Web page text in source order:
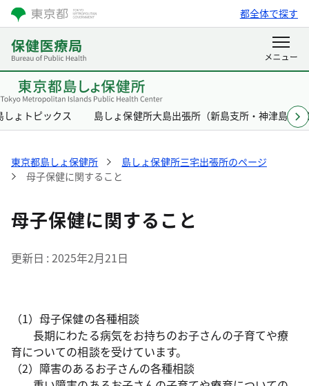
都全体で探す
しょトピックス 島しょ保健所大島出張所（新島支所・神津島支
東京都島しょ保健所
島しょ保健所三宅出張所のページ
母子保健に関すること
母子保健に関すること
更新日 2025年2月21日
（1）母子保健の各種相談
長期にわたる病気をお持ちのお子さんの子育てや療
育についての相談を受けています。
（2）障害のあるお子さんの各種相談